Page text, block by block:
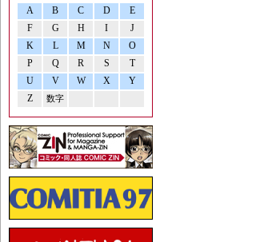
A B C D
E
F
G H I
J
K
L M N
O
P
Q R S
T
U
V W X
Y
Z
数字